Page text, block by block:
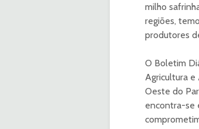
milho
regiões,
produtores
O Boletim
Agricultura
Oeste do
encontra-se